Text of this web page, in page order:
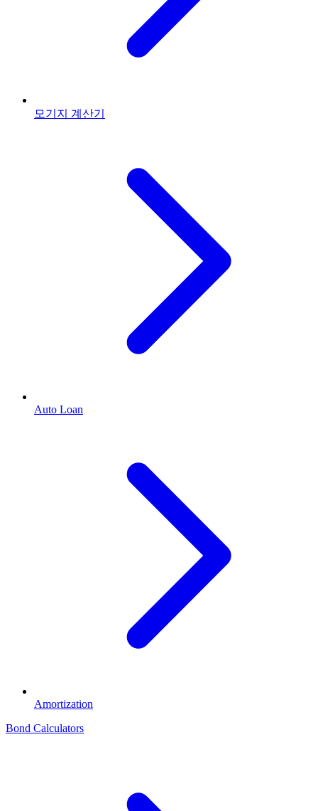
모기지 계산기
Auto Loan
Amortization
Bond Calculators